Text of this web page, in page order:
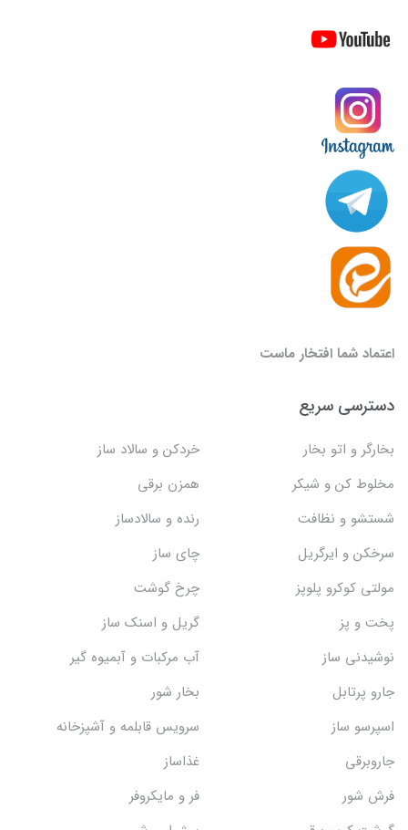
اعتماد شما افتخار ماست
دسترسی سریع
بخارگر و اتو بخار
خردکن و سالاد ساز
مخلوط کن و شیکر
همزن برقی
شستشو و نظافت
رنده و سالادساز
سرخکن و ایرگریل
چای ساز
مولتی کوکرو پلوپز
چرخ گوشت
پخت و پز
گریل و اسنک‌ ساز
نوشیدنی ساز
آب مرکبات و آبمیوه گیر
جارو پرتابل
بخار شور
اسپرسو ساز
سرویس قابلمه و آشپزخانه
جاروبرقی
غذاساز
فرش شور
فر و مایکروفر